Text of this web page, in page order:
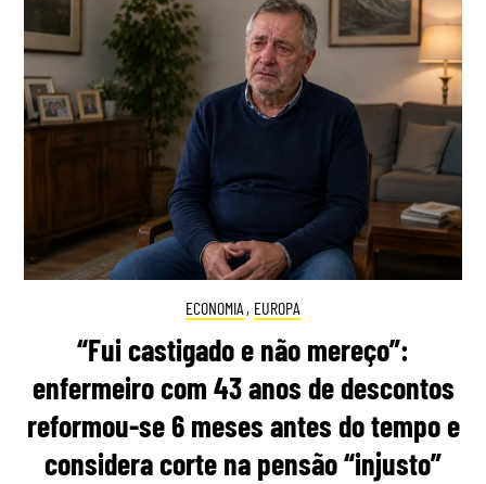
ECONOMIA , EUROPA
“Fui castigado e não mereço”:
enfermeiro com 43 anos de descontos
reformou-se 6 meses antes do tempo e
considera corte na pensão “injusto”